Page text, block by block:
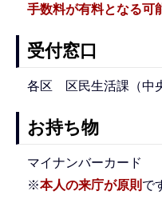
手数料が有料となる可
受付窓口
各区 区民生活課（中
お持ち物
マイナンバーカード
※本人の来庁が原則 で